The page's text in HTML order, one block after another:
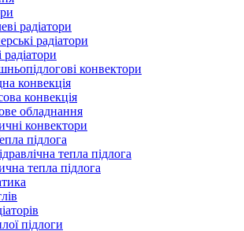
радіатори
радіатори
радіатори
конвектори
конвекція
конвекція
обладнання
конвектори
підлога
тепла підлога
тепла підлога
підлоги